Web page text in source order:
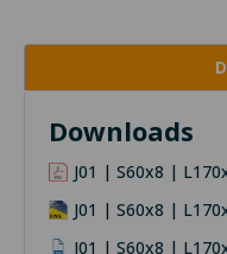
Downloads
J01 | S60x8 |
J01 | S60x8 |
J01 | S60x8 |